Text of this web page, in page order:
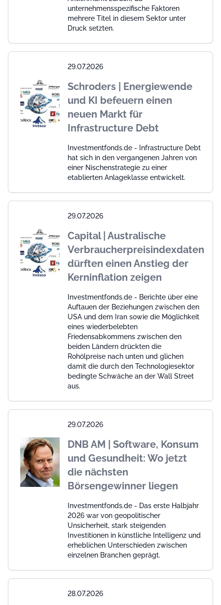
unternehmensspezifische Faktoren
mehrere Titel in diesem Sektor unter
Druck setzten.
29.07.2026
Schroders | Energiewende
und KI befeuern einen
neuen Markt für
Infrastructure Debt
Investmentfonds.de - Infrastructure Debt
hat sich in den vergangenen Jahren von
einer Nischenstrategie zu einer
etablierten Anlageklasse entwickelt.
29.07.2026
Capital | Australische
Verbraucherpreisindexdaten
dürften einen Anstieg der
Kerninflation zeigen
Investmentfonds.de - Berichte über eine
Auftauen der Beziehungen zwischen den
USA und dem Iran sowie die Möglichkeit
eines wiederbelebten
Friedensabkommens zwischen den
beiden Ländern drückten die
Rohölpreise nach unten und glichen
damit die durch den Technologiesektor
bedingte Schwäche an der Wall Street
aus.
29.07.2026
DNB AM | Software, Konsum
und Gesundheit: Wo jetzt
die nächsten
Börsengewinner liegen
Investmentfonds.de - Das erste Halbjahr
2026 war von geopolitischer
Unsicherheit, stark steigenden
Investitionen in künstliche Intelligenz und
erheblichen Unterschieden zwischen
einzelnen Branchen geprägt.
28.07.2026